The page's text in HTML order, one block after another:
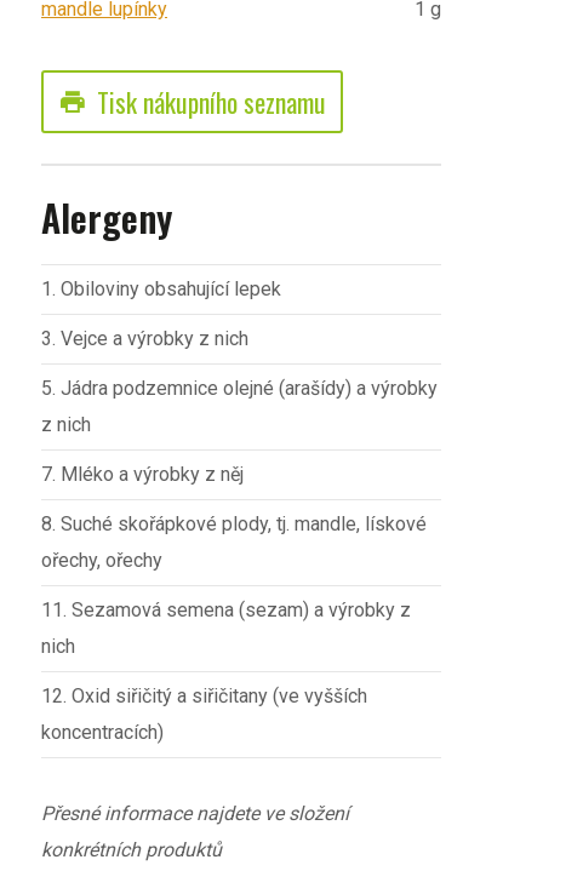
mandle lupínky 1 g
print Tisk nákupního seznamu
Alergeny
1. Obiloviny obsahující lepek
3. Vejce a výrobky z nich
5. Jádra podzemnice olejné (arašídy) a výrobky
z nich
7. Mléko a výrobky z něj
8. Suché skořápkové plody, tj. mandle, lískové
ořechy, ořechy
11. Sezamová semena (sezam) a výrobky z
nich
12. Oxid siřičitý a siřičitany (ve vyšších
koncentracích)
Přesné informace najdete ve složení
konkrétních produktů